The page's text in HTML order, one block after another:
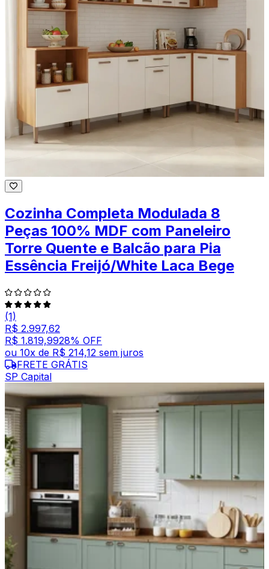
Cozinha Completa Modulada 8
Peças 100% MDF com Paneleiro
Torre Quente e Balcão para Pia
Essência Freijó/White Laca Bege
(1)
R$ 2.997,62
R$ 1.819,9928% OFF
ou 10x de R$ 214,12 sem juros
FRETE GRÁTIS
SP Capital